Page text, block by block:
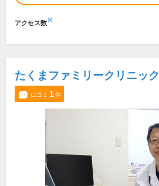
アクセス数※
たくまファミリークリニック
口コミ 1件